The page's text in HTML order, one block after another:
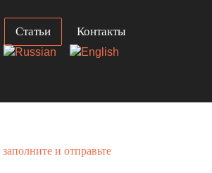
Статьи Контакты
заполните и отправьте